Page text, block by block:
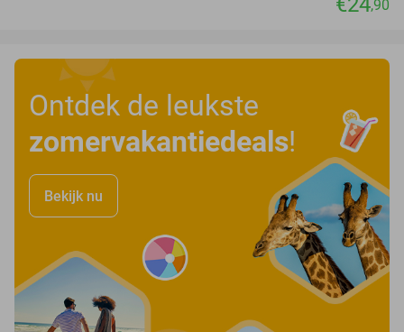
,90
Ontdek de leukste
zomervakantiedeals!
Bekijk nu